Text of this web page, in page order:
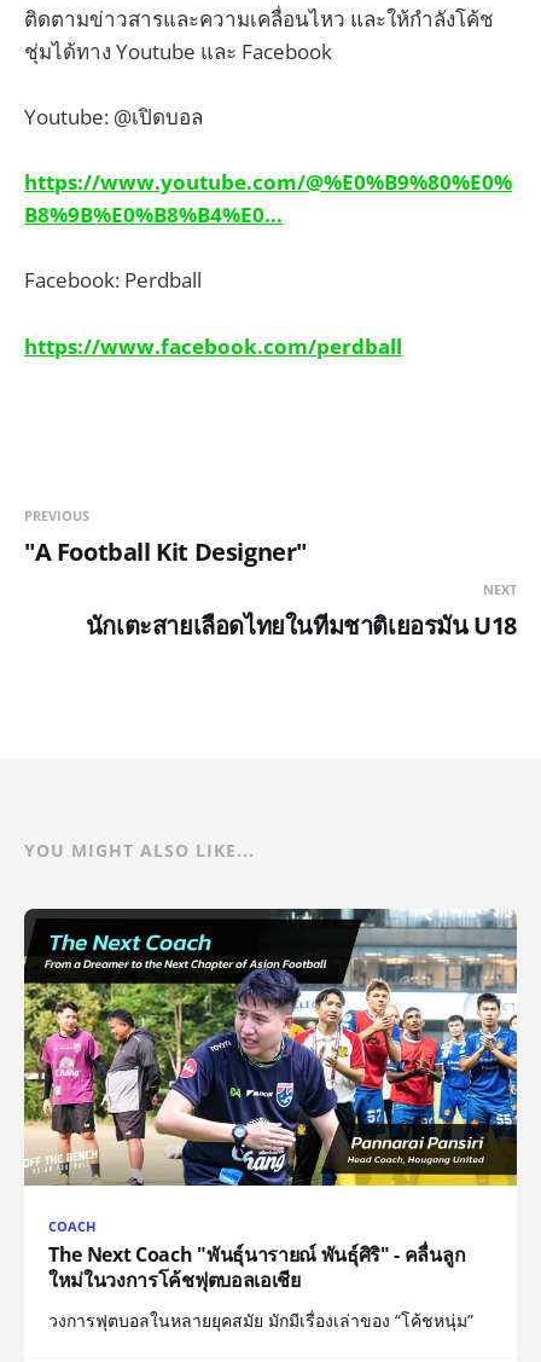
ติดตามข่าวสารและความเคลื่อนไหว และให้กำลังโค้ช
ชุ่มได้ทาง Youtube และ Facebook
Youtube: @เปิดบอล
https://www.youtube.com/@%E0%B9%80%E0%
B8%9B%E0%B8%B4%E0...
Facebook: Perdball
https://www.facebook.com/perdball
PREVIOUS
"A Football Kit Designer"
NEXT
นักเตะสายเลือดไทยในทีมชาติเยอรมัน U18
YOU MIGHT ALSO LIKE...
COACH
The Next Coach "พันธุ์นารายณ์ พันธุ์ศิริ" - คลื่นลูก
ใหม่ในวงการโค้ชฟุตบอลเอเชีย
วงการฟุตบอลในหลายยุคสมัย มักมีเรื่องเล่าของ “โค้ชหนุ่ม”